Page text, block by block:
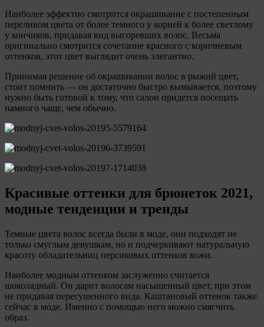
Наиболее эффектно смотрится окрашивание с постепенным
переливом цвета от более темного у корней к более светлому
у кончиков, придавая вид выгоревших волос. Весьма
оригинально смотрится сочетание красного с коричневым
оттенков, этот цвет выглядит очень элегантно.
Принимая решение об окрашивании волос в рыжий цвет,
стоит помнить — он достаточно быстро вымывается, поэтому
нужно быть готовой к тому, что салон придется посещать
намного чаще, чем обычно.
Красивые оттенки для брюнеток 2021,
модные тенденции и тренды
Темные цвета волос всегда были в моде, они подходят не
только смуглым девушкам, но и подчеркивают натуральную
красоту обладательниц персиковых оттенков кожи.
Наиболее модным оттенком заслуженно считается
шоколадный. Он дарит волосам насыщенный цвет, при этом
не придавая пересушенного вида. Каштановый оттенок также
сейчас в моде. Именно с помощью него можно смягчить
образ.